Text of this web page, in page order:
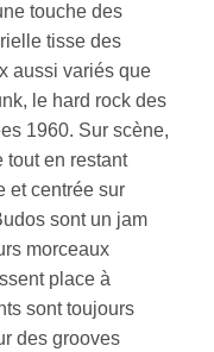
touche des
tisse des
aussi variés que
le hard rock des
1960. Sur scène,
tout en restant
et centrée sur
sont un jam
morceaux
place à
sont toujours
des grooves